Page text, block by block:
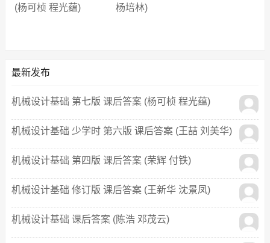
(杨可桢 程光蕴)
杨培林)
最新发布
机械设计基础 第七版 课后答案 (杨可桢 程光蕴)
机械设计基础 少学时 第六版 课后答案 (王喆 刘美华)
机械设计基础 第四版 课后答案 (荣辉 付铁)
机械设计基础 修订版 课后答案 (王新华 沈景凤)
机械设计基础 课后答案 (陈浩 邓茂云)